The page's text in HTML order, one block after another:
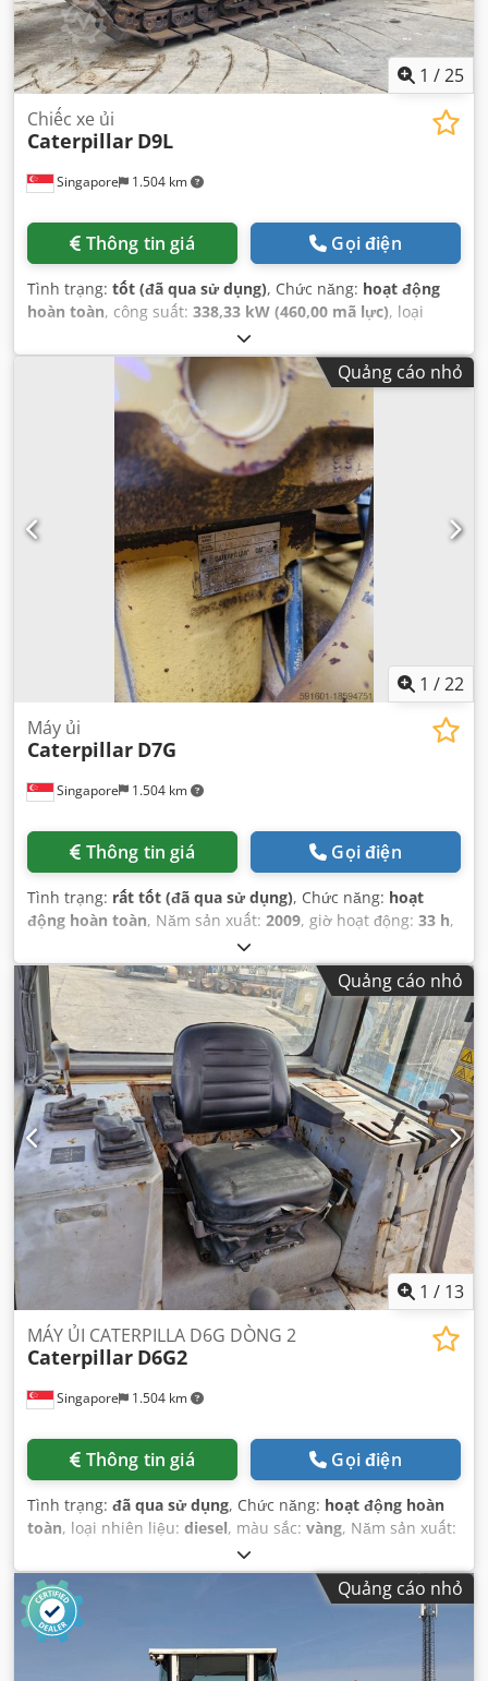
1 /25
Singapore 1.504 km
Chiếc xe ủi
Caterpillar D9L
Thông tin giá Gọi điện
Tình trạng: tốt (đã qua sử dụng), Chức năng: hoạt động
hoàn toàn, công suất: 338,33 kW (460,00 mã lực), loại
vàng
động:7.148 h, số máy/phương tiện:14Y02161, Thiết bị:
cabin, thuỷ lực, Quảng cáo nhỏ
1 /22
Singapore 1.504 km
Máy ủi
Caterpillar D7G
Thông tin giá Gọi điện
Tình trạng: rất tốt (đã qua sử dụng), Chức năng: hoạt
động hoàn toàn, Năm sản xuất: 2009, giờ hoạt động: 33 h,
CAT00D7GLC7G01263
Quảng cáo nhỏ
1 / 13
Singapore 1.504 km
MÁY ỦI CATERPILLA D6G DÒNG 2
Caterpillar D6G2
Thông tin giá Gọi điện
Tình trạng: đã qua sử dụng, Chức năng: hoạt động hoàn
toàn, loại nhiên liệu: diesel, màu sắc: vàng, Năm sản xuất:
CAT00D6GPC6G01049
Quảng cáo nhỏ